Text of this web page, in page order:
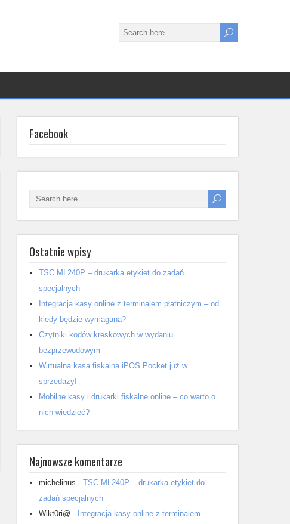
Facebook
Ostatnie wpisy
TSC ML240P – drukarka etykiet do zadań
specjalnych
Integracja kasy online z terminalem płatniczym – od
kiedy będzie wymagana?
Czytniki kodów kreskowych w wydaniu
bezprzewodowym
Wirtualna kasa fiskalna iPOS Pocket już w
sprzedaży!
Mobilne kasy i drukarki fiskalne online – co warto o
nich wiedzieć?
Najnowsze komentarze
michelinus - TSC ML240P – drukarka etykiet do
zadań specjalnych
Wikt0ri@ - Integracja kasy online z terminalem